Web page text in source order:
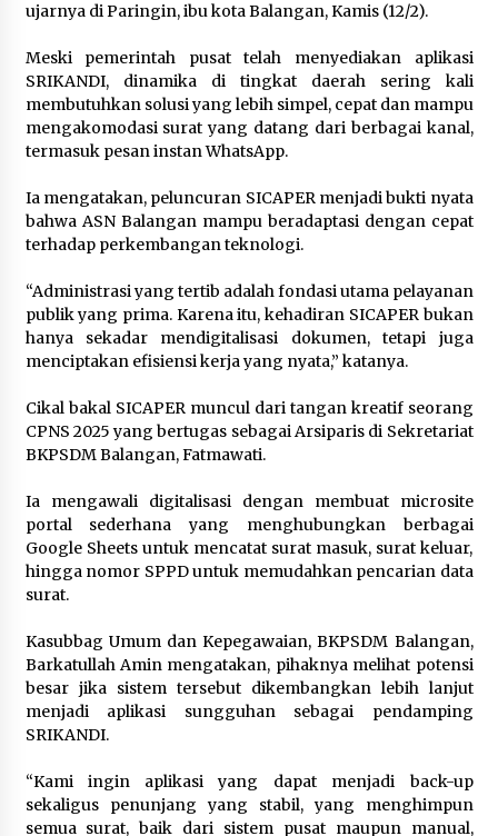
ujarnya di Paringin, ibu kota Balangan, Kamis (12/2).
Meski pemerintah pusat telah menyediakan aplikasi
SRIKANDI, dinamika di tingkat daerah sering kali
membutuhkan solusi yang lebih simpel, cepat dan mampu
mengakomodasi surat yang datang dari berbagai kanal,
termasuk pesan instan WhatsApp.
Ia mengatakan, peluncuran SICAPER menjadi bukti nyata
bahwa ASN Balangan mampu beradaptasi dengan cepat
terhadap perkembangan teknologi.
“Administrasi yang tertib adalah fondasi utama pelayanan
publik yang prima. Karena itu, kehadiran SICAPER bukan
hanya sekadar mendigitalisasi dokumen, tetapi juga
menciptakan efisiensi kerja yang nyata,” katanya.
Cikal bakal SICAPER muncul dari tangan kreatif seorang
CPNS 2025 yang bertugas sebagai Arsiparis di Sekretariat
BKPSDM Balangan, Fatmawati.
Ia mengawali digitalisasi dengan membuat microsite
portal sederhana yang menghubungkan berbagai
Google Sheets untuk mencatat surat masuk, surat keluar,
hingga nomor SPPD untuk memudahkan pencarian data
surat.
Kasubbag Umum dan Kepegawaian, BKPSDM Balangan,
Barkatullah Amin mengatakan, pihaknya melihat potensi
besar jika sistem tersebut dikembangkan lebih lanjut
menjadi aplikasi sungguhan sebagai pendamping
SRIKANDI.
“Kami ingin aplikasi yang dapat menjadi back-up
sekaligus penunjang yang stabil, yang menghimpun
semua surat, baik dari sistem pusat maupun manual,